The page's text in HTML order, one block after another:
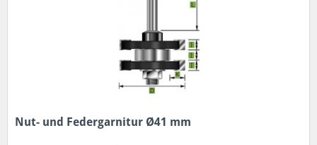
Nut- und Federgarnitur Ø41 mm